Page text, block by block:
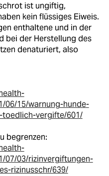
ist ungiftig,
kein flüssiges Eiweis.
enthaltene und in der
bei der Herstellung des
denaturiert, also
06/15/warnung-hunde-
vergifte/601/
begrenzen:
07/03/rizinvergiftungen-
rizinusschr/639/